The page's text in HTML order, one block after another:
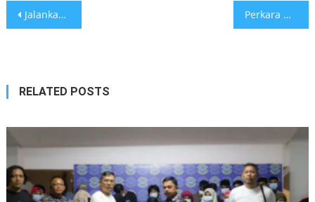
Post
Jalankan Asta Cita, PTPN I Bekerjasama dengan Kemendukbangga Mencegah Stunting di Jawa Barat Perkara Dugaan Korupsi Pengelolaan Anggaran Perusahan Daerah PT. Bipolo Gidin, Naik Status Ke Tahap Penyidikan
RELATED POSTS